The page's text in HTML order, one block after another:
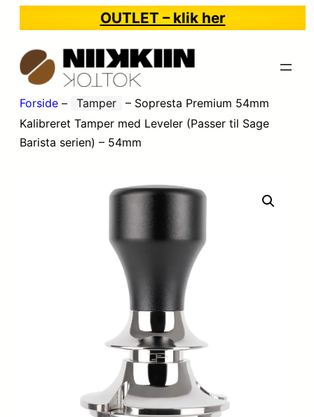
OUTLET – klik her
Forside – Tamper – Sopresta Premium 54mm
Kalibreret Tamper med Leveler (Passer til Sage
Barista serien) – 54mm